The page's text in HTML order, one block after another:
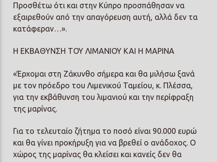
Προσθέτω ότι και στην Κύπρο προσπάθησαν να
εξαιρεθούν από την απαγόρευση αυτή, αλλά δεν τα
κατάφεραν…».
Η ΕΚΒΑΘΥΝΣΗ ΤΟΥ ΛΙΜΑΝΙΟΥ ΚΑΙ Η ΜΑΡΙΝΑ
«Έρχομαι στη Ζάκυνθο σήμερα και θα μιλήσω ξανά
με τον πρόεδρο του Λιμενικού Ταμείου, κ. Πλέσσα,
για την εκβάθυνση του λιμανιού και την περίφραξη
της μαρίνας.
Για το τελευταίο ζήτημα το ποσό είναι 90.000 ευρώ
και θα γίνει προκήρυξη για να βρεθεί ο ανάδοχος. Ο
χώρος της μαρίνας θα κλείσει και κανείς δεν θα